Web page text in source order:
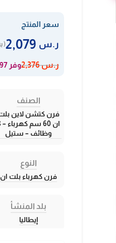
سعر المنتج
ر.س (
ر.س2,376 وفر 297 ر.س
الصنف
فرن كتشن لاين
ان
وظائف – ستيل
النوع
فرن كهرباء بلت ان
بلد المنشأ
إيطاليا